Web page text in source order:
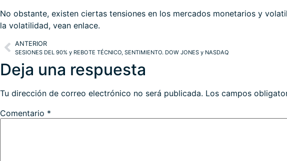
No obstante, existen ciertas tensiones en los mercados monetarios y
la volatilidad, vean enlace.
ANTERIOR
SESIONES DEL 90% y REBOTE TÉCNICO, SENTIMIENTO. DOW JONES y NASDAQ
Deja una respuesta
Tu dirección de correo electrónico no será publicada. Los campos
Comentario *